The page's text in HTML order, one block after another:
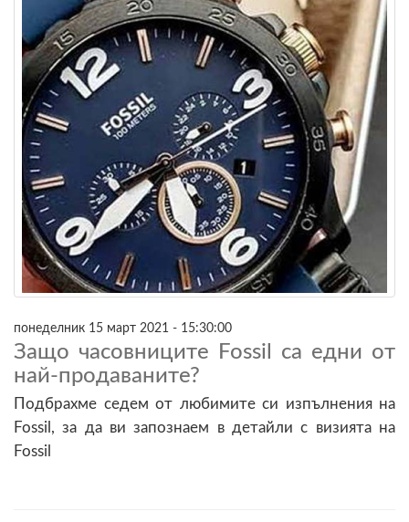
понеделник 15 март 2021 - 15:30:00
Защо часовниците Fossil са едни от
най-продаваните?
Подбрахме седем от любимите си изпълнения на
Fossil, за да ви запознаем в детайли с визията на
Fossil